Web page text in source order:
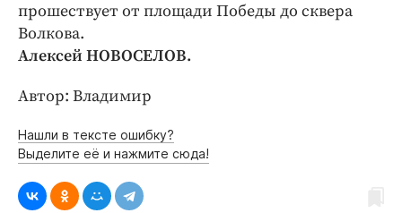
прошествует от площади Победы до сквера
Волкова.
Алексей НОВОСЕЛОВ.
Автор: Владимир
Нашли в тексте ошибку?
Выделите её и нажмите сюда!